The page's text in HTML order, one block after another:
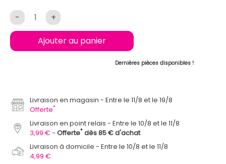
- +
Ajouter au panier
Dernières pièces disponibles !
Livraison en magasin
Entre le 11/8 et le 19/8
Offerte*
Livraison en point relais
Entre le 10/8 et le 11/8
3,99 €
Offerte* dès 85 € d'achat
Livraison à domicile
Entre le 10/8 et le 11/8
4,99 €